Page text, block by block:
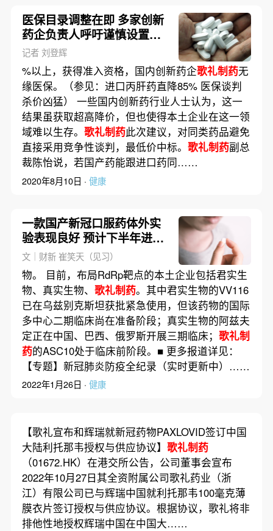
医保目录调整在即 多家创新
药企负责人呼吁谨慎设置门
槛
记者 刘登辉
%以上，获得准入资格，国内创新药企歌礼制药无
缘医保。（参见：进口丙肝药直降85% 医保谈判
杀价凶猛） 一些国内创新药行业人士认为，这一
结果虽获取超高降价，但也使得本土企业在这一领
域难以生存。 歌礼制药此次建议，对同类药品避免
直接采用竞争性谈判，最低价中标。 歌礼制药副总
裁陈怡说，若国产药能跟进口药同……
2020年8月10日 · 健康
一款国产新冠口服药体外实
验表现良好 预计下半年进入
临床试验
文｜财新 崔笑天（见习）
物。 目前，布局RdRp靶点的本土企业包括君实生
物、真实生物、 歌礼制药。其中君实生物的VV116
已在乌兹别克斯坦获批紧急使用，但该药物的国际
多中心二期临床尚在准备阶段；真实生物的阿兹夫
定正在中国、巴西、俄罗斯开展三期临床； 歌礼制
药的ASC10处于临床前阶段。■ 更多报道详见：
【专题】新冠肺炎防疫全纪录（实时更新中）……
2022年1月26日 · 健康
【歌礼宣布和辉瑞就新冠药物PAXLOVID签订中国
大陆利托那韦授权与供应协议】 歌礼制药
（01672.HK）在港交所公告，公司董事会宣布
2022年10月27日其全资附属公司歌礼药业（浙
江）有限公司已与辉瑞中国就利托那韦100毫克薄
膜衣片签订授权与供应协议。根据协议，歌礼将非
排他性地授权辉瑞中国在中国大……